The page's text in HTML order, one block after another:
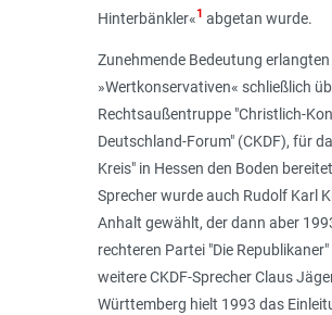
Hinterbänkler«1 abgetan wurde.
Zunehmende Bedeutung erlangten
»Wertkonservativen« schließlich
Rechtsaußentruppe "Christlich-
Deutschland-Forum" (CKDF), für
Kreis" in Hessen den Boden
Sprecher wurde auch Rudolf Karl
Anhalt gewählt, der dann aber
rechteren Partei "Die
weitere CKDF-Sprecher Claus
Württemberg hielt 1993 das